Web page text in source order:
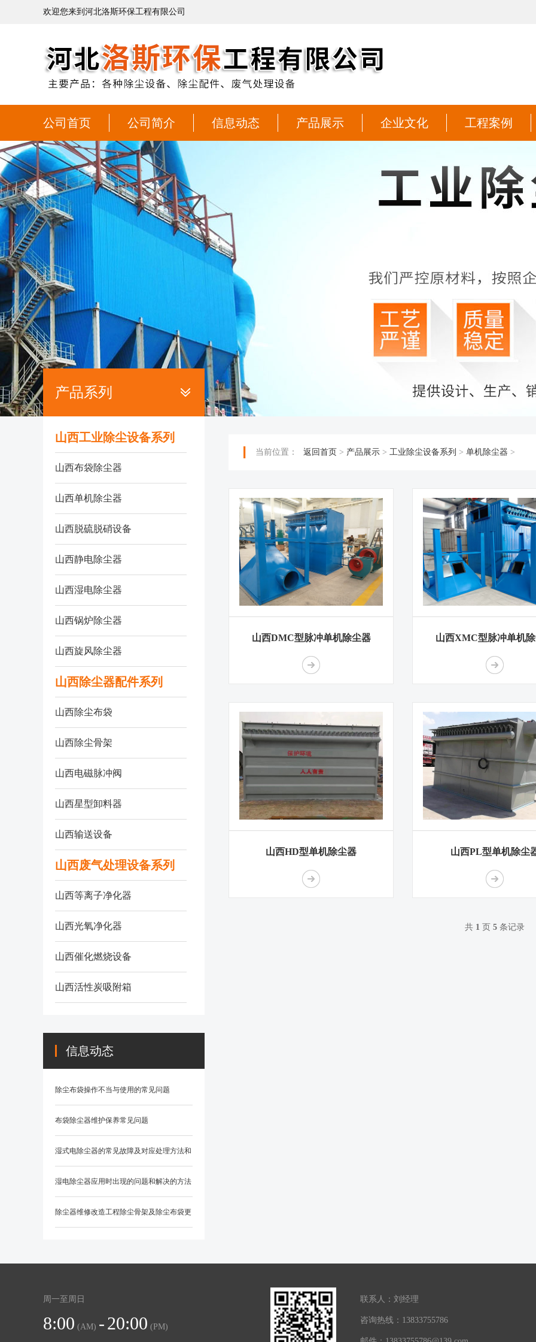
欢迎您来到河北洛斯环保工程有限公司
公司首页 公司简介 信息动态 产品展示 企业文化 工程案例
产品系列
山西工业除尘设备系列
山西布袋除尘器
山西单机除尘器
山西脱硫脱硝设备
山西静电除尘器
山西湿电除尘器
山西锅炉除尘器
山西旋风除尘器
山西除尘器配件系列
山西除尘布袋
山西除尘骨架
山西电磁脉冲阀
山西星型卸料器
山西输送设备
山西废气处理设备系列
山西等离子净化器
山西光氧净化器
山西催化燃烧设备
山西活性炭吸附箱
信息动态
除尘布袋操作不当与使用的常见问题
布袋除尘器维护保养常见问题
湿式电除尘器的常见故障及对应处理方法和
防范措施？
湿电除尘器应用时出现的问题和解决的方法
除尘器维修改造工程除尘骨架及除尘布袋更
当前位置： 返回首页 > 产品展示 > 工业除尘设备系列 > 单机除尘器 >
山西DMC型脉冲单机除尘器 山西XMC型脉冲单机
山西HD型单机除尘器 山西PL型单机除尘
共 1 页 5 条记录
周一至周日
8:00 (AM) -20:00 (PM)
联系人：刘经理
咨询热线：13833755786